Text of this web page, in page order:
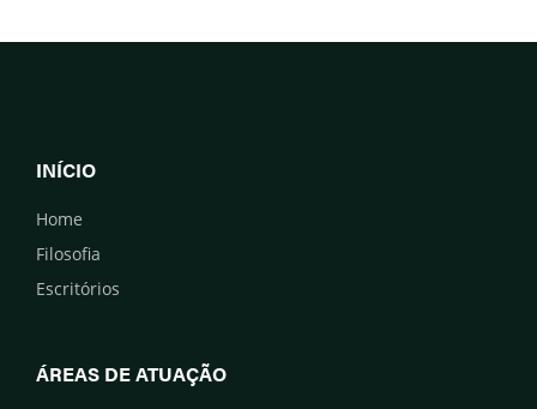
INÍCIO
Home
Filosofia
Escritórios
ÁREAS DE ATUAÇÃO